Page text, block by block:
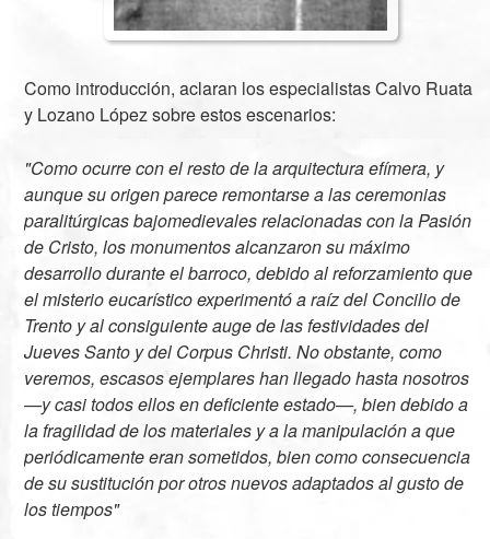
Como introducción, aclaran los especialistas Calvo Ruata
y Lozano López sobre estos escenarios:
"Como ocurre con el resto de la arquitectura efímera, y
aunque su origen parece remontarse a las ceremonias
paralitúrgicas bajomedievales relacionadas con la Pasión
de Cristo, los monumentos alcanzaron su máximo
desarrollo durante el barroco, debido al reforzamiento que
el misterio eucarístico experimentó a raíz del Concilio de
Trento y al consiguiente auge de las festividades del
Jueves Santo y del Corpus Christi. No obstante, como
veremos, escasos ejemplares han llegado hasta nosotros
—y casi todos ellos en deficiente estado—, bien debido a
la fragilidad de los materiales y a la manipulación a que
periódicamente eran sometidos, bien como consecuencia
de su sustitución por otros nuevos adaptados al gusto de
los tiempos"